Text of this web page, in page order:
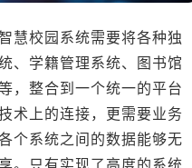
慧校园系统需要将各种独
、学籍管理系统、图书馆
，整合到一个统一的平台
术上的连接，更需要业务
个系统之间的数据能够无